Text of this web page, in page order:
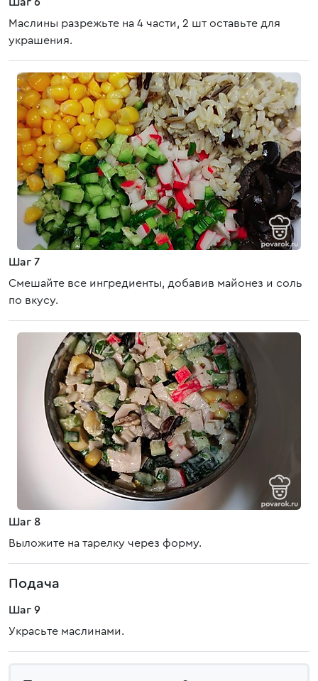
Маслины разрежьте на 4 части, 2 шт оставьте для
украшения.
Шаг 7
Смешайте все ингредиенты, добавив майонез и соль
по вкусу.
Шаг 8
Выложите на тарелку через форму.
Подача
Шаг 9
Украсьте маслинами.